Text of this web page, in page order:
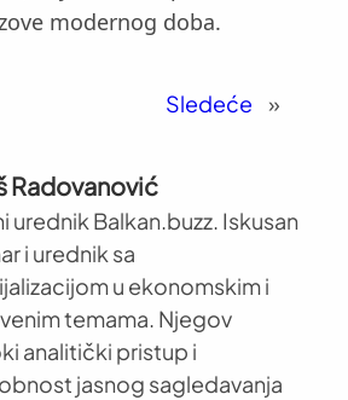
modernog doba.
Sledeće »
Radovanović
urednik Balkan.buzz. Iskusan
i urednik sa
u ekonomskim i
temama. Njegov
analitički pristup i
jasnog sagledavanja